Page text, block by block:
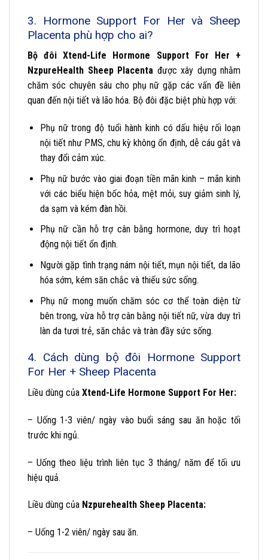
3. Hormone Support For Her và Sheep
Placenta phù hợp cho ai?
Bộ đôi Xtend-Life Hormone Support For Her +
NzpureHealth Sheep Placenta được xây dựng nhằm
chăm sóc chuyên sâu cho phụ nữ gặp các vấn đề liên
quan đến nội tiết và lão hóa. Bộ đôi đặc biệt phù hợp với:
Phụ nữ trong độ tuổi hành kinh có dấu hiệu rối loạn
nội tiết như PMS, chu kỳ không ổn định, dễ cáu gắt và
thay đổi cảm xúc.
Phụ nữ bước vào giai đoạn tiền mãn kinh – mãn kinh
với các biểu hiện bốc hỏa, mệt mỏi, suy giảm sinh lý,
da sạm và kém đàn hồi.
Phụ nữ cần hỗ trợ cân bằng hormone, duy trì hoạt
động nội tiết ổn định.
Người gặp tình trạng nám nội tiết, mụn nội tiết, da lão
hóa sớm, kém săn chắc và thiếu sức sống.
Phụ nữ mong muốn chăm sóc cơ thể toàn diện từ
bên trong, vừa hỗ trợ cân bằng nội tiết nữ, vừa duy trì
làn da tươi trẻ, săn chắc và tràn đầy sức sống.
4. Cách dùng bộ đôi Hormone Support
For Her + Sheep Placenta
Liều dùng của Xtend-Life Hormone Support For Her:
– Uống 1-3 viên/ ngày vào buổi sáng sau ăn hoặc tối
trước khi ngủ.
– Uống theo liệu trình liên tục 3 tháng/ năm để tối ưu
hiệu quả.
Liều dùng của Nzpurehealth Sheep Placenta:
– Uống 1-2 viên/ ngày sau ăn.